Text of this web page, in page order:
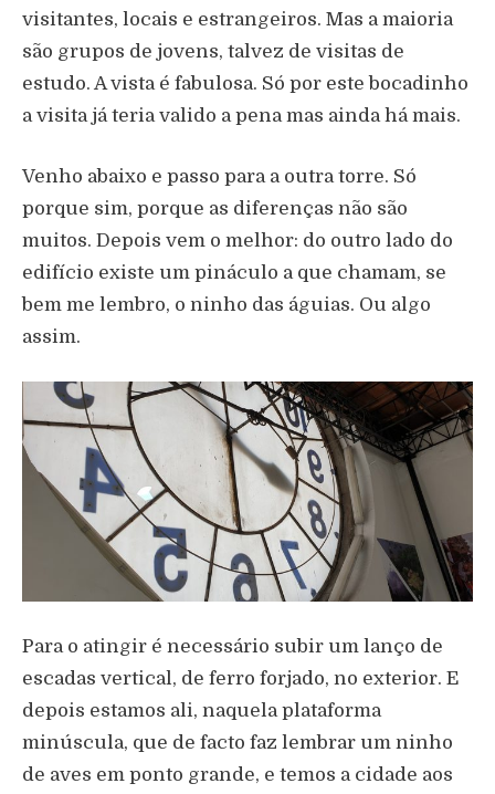
visitantes, locais e estrangeiros. Mas a maioria
são grupos de jovens, talvez de visitas de
estudo. A vista é fabulosa. Só por este bocadinho
a visita já teria valido a pena mas ainda há mais.
Venho abaixo e passo para a outra torre. Só
porque sim, porque as diferenças não são
muitos. Depois vem o melhor: do outro lado do
edifício existe um pináculo a que chamam, se
bem me lembro, o ninho das águias. Ou algo
assim.
Para o atingir é necessário subir um lanço de
escadas vertical, de ferro forjado, no exterior. E
depois estamos ali, naquela plataforma
minúscula, que de facto faz lembrar um ninho
de aves em ponto grande, e temos a cidade aos